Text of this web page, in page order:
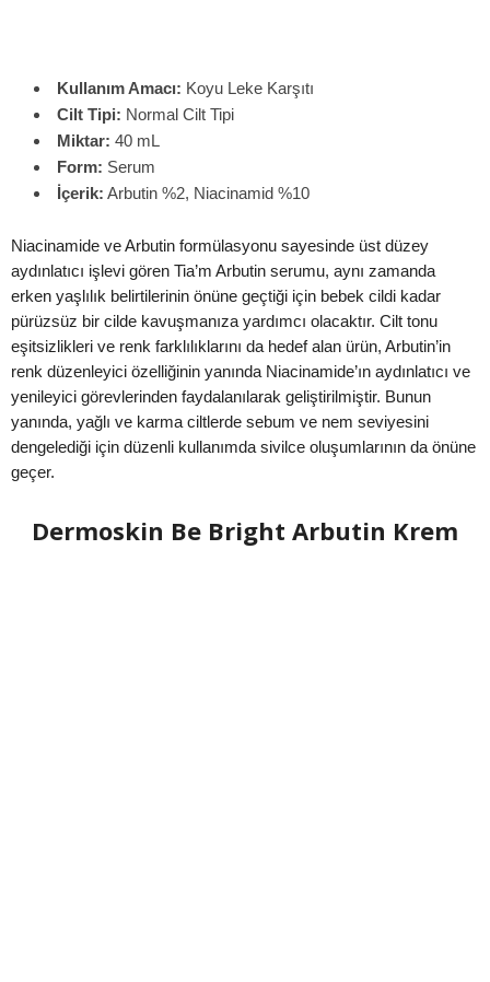
Kullanım Amacı: Koyu Leke Karşıtı
Cilt Tipi: Normal Cilt Tipi
Miktar: 40 mL
Form: Serum
İçerik: Arbutin %2, Niacinamid %10
Niacinamide ve Arbutin formülasyonu sayesinde üst düzey
aydınlatıcı işlevi gören Tia’m Arbutin serumu, aynı zamanda
erken yaşlılık belirtilerinin önüne geçtiği için bebek cildi kadar
pürüzsüz bir cilde kavuşmanıza yardımcı olacaktır. Cilt tonu
eşitsizlikleri ve renk farklılıklarını da hedef alan ürün, Arbutin’in
renk düzenleyici özelliğinin yanında Niacinamide’ın aydınlatıcı ve
yenileyici görevlerinden faydalanılarak geliştirilmiştir. Bunun
yanında, yağlı ve karma ciltlerde sebum ve nem seviyesini
dengelediği için düzenli kullanımda sivilce oluşumlarının da önüne
geçer.
Dermoskin Be Bright Arbutin Krem